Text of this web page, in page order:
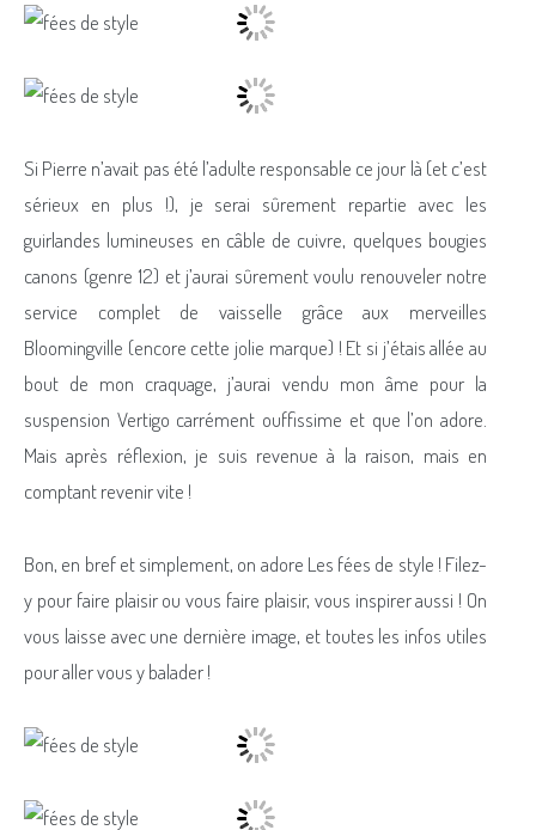
Si Pierre n’avait pas été l’adulte responsable ce jour là (et c’est
sérieux en plus !), je serai sûrement repartie avec les
guirlandes lumineuses en câble de cuivre, quelques bougies
canons (genre 12) et j’aurai sûrement voulu renouveler notre
service complet de vaisselle grâce aux merveilles
Bloomingville (encore cette jolie marque) ! Et si j’étais allée au
bout de mon craquage, j’aurai vendu mon âme pour la
suspension Vertigo carrément ouffissime et que l’on adore.
Mais après réflexion, je suis revenue à la raison, mais en
comptant revenir vite !
Bon, en bref et simplement, on adore Les fées de style ! Filez-
y pour faire plaisir ou vous faire plaisir, vous inspirer aussi ! On
vous laisse avec une dernière image, et toutes les infos utiles
pour aller vous y balader !